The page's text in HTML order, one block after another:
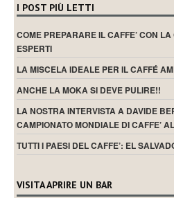
I POST PIÙ LETTI
COME PREPARARE IL CAFFE’ CON
ESPERTI
LA MISCELA IDEALE PER IL CAFFÉ
ANCHE LA MOKA SI DEVE PULIRE!!
LA NOSTRA INTERVISTA A DAVIDE
CAMPIONATO MONDIALE DI CAFFE’
TUTTI I PAESI DEL CAFFE’: EL
VISITA APRIRE UN BAR